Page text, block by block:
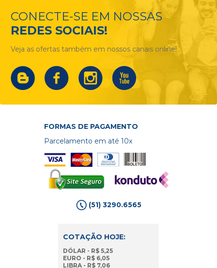
CONECTE-SE EM NOSSAS
REDES SOCIAIS!
Veja as ofertas também em nossos canais online!
FORMAS DE PAGAMENTO
Parcelamento em até 10x
(51) 3290.6565
COTAÇÃO HOJE:
DÓLAR - R$ 5,25
EURO - R$ 6,05
LIBRA - R$ 7,06